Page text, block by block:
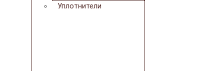
Уплотнители